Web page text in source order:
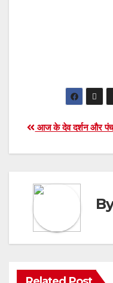
Post
आज के देव दर्शन और